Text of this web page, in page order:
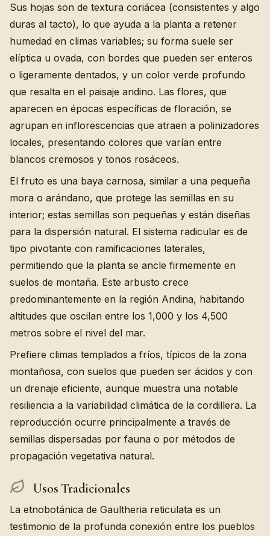
Sus hojas son de textura coriácea (consistentes y algo
duras al tacto), lo que ayuda a la planta a retener
humedad en climas variables; su forma suele ser
elíptica u ovada, con bordes que pueden ser enteros
o ligeramente dentados, y un color verde profundo
que resalta en el paisaje andino. Las flores, que
aparecen en épocas específicas de floración, se
agrupan en inflorescencias que atraen a polinizadores
locales, presentando colores que varían entre
blancos cremosos y tonos rosáceos.
El fruto es una baya carnosa, similar a una pequeña
mora o arándano, que protege las semillas en su
interior; estas semillas son pequeñas y están diseñas
para la dispersión natural. El sistema radicular es de
tipo pivotante con ramificaciones laterales,
permitiendo que la planta se ancle firmemente en
suelos de montaña. Este arbusto crece
predominantemente en la región Andina, habitando
altitudes que oscilan entre los 1,000 y los 4,500
metros sobre el nivel del mar.
Prefiere climas templados a fríos, típicos de la zona
montañosa, con suelos que pueden ser ácidos y con
un drenaje eficiente, aunque muestra una notable
resiliencia a la variabilidad climática de la cordillera. La
reproducción ocurre principalmente a través de
semillas dispersadas por fauna o por métodos de
propagación vegetativa natural.
Usos Tradicionales
La etnobotánica de Gaultheria reticulata es un
testimonio de la profunda conexión entre los pueblos